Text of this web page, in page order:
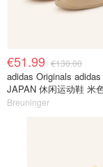
€51.99 €130.00
adidas Originals
JAPAN 休闲运动鞋 米
Breuninger